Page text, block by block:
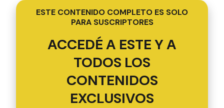
ESTE CONTENIDO COMPLETO ES SOLO
PARA SUSCRIPTORES
ACCEDÉ A ESTE Y A
TODOS LOS
CONTENIDOS
EXCLUSIVOS